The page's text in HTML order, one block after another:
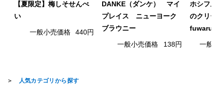
【夏限定】梅しそせんべ
い
一般小売価格 440円
DANKE（ダンケ） マイ
プレイス ニューヨーク
ブラウニー
一般小売価格 138円
ホシフ
のクリ
fuwaru
一般
＞ 人気カテゴリから探す